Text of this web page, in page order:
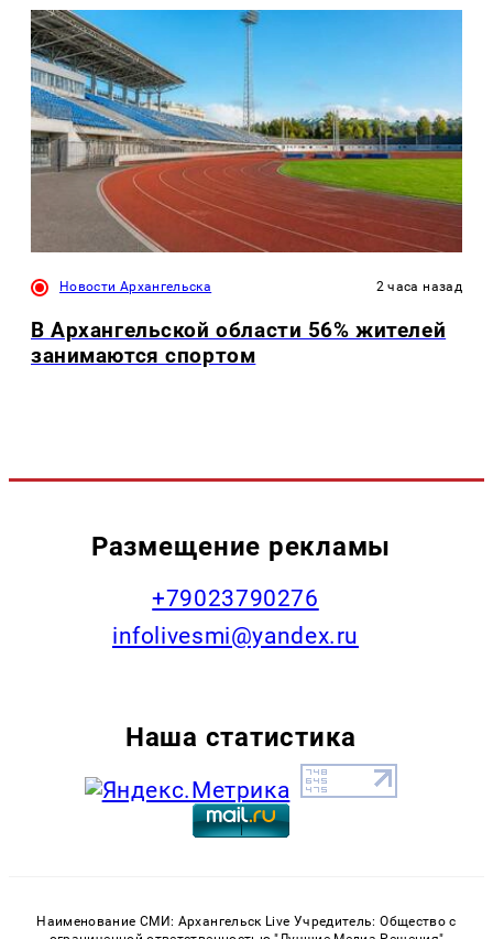
Новости Архангельска 2 часа назад
В Архангельской области 56% жителей
занимаются спортом
Размещение рекламы
+79023790276
infolivesmi@yandex.ru
Наша статистика
Наименование СМИ: Архангельск Live Учредитель: Общество с